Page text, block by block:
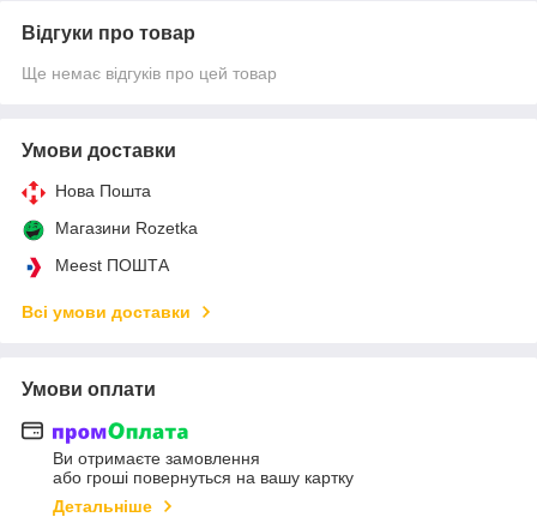
Відгуки про товар
Ще немає відгуків про цей товар
Умови доставки
Нова Пошта
Магазини Rozetka
Meest ПОШТА
Всі умови доставки
Умови оплати
Ви отримаєте замовлення
або гроші повернуться на вашу картку
Детальніше